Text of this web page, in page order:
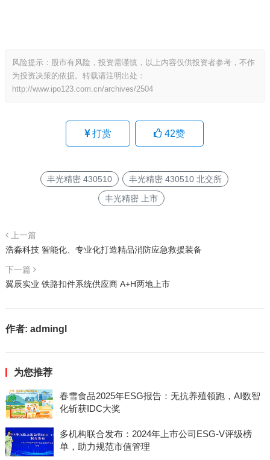
风险提示：股市有风险，投资需谨慎，以上内容仅供投资者参考，不作
为投资决策的依据。转载请注明出处：
http://www.ipo123.com.cn/archives/2504
打赏 42赞
丰光精密 430510
丰光精密 430510 北交所
丰光精密 上市
上一篇
浩淼科技 智能化、专业化打造精品消防应急救援装备
下一篇
翼辰实业 铁路扣件系统供应商 A+H两地上市
作者: admingl
为您推荐
春雪食品2025年ESG报告：无抗养殖领跑，AI数智
化斩获IDC大奖
多机构联合发布：2024年上市公司ESG-V评级榜
单，助力规范市值管理